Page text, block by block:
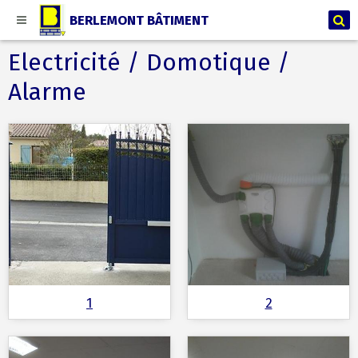
BERLEMONT BÂTIMENT
Electricité / Domotique /
Alarme
1 2